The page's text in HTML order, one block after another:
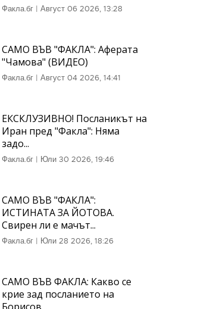
Факла.бг | Август 06 2026, 13:28
САМО ВЪВ "ФАКЛА": Аферата
"Чамова" (ВИДЕО)
Факла.бг | Август 04 2026, 14:41
ЕКСКЛУЗИВНО! Посланикът на
Иран пред "Факла": Няма
задо...
Факла.бг | Юли 30 2026, 19:46
САМО ВЪВ "ФАКЛА":
ИСТИНАТА ЗА ЙОТОВА.
Свирен ли е мачът...
Факла.бг | Юли 28 2026, 18:26
САМО ВЪВ ФАКЛА: Какво се
крие зад посланието на